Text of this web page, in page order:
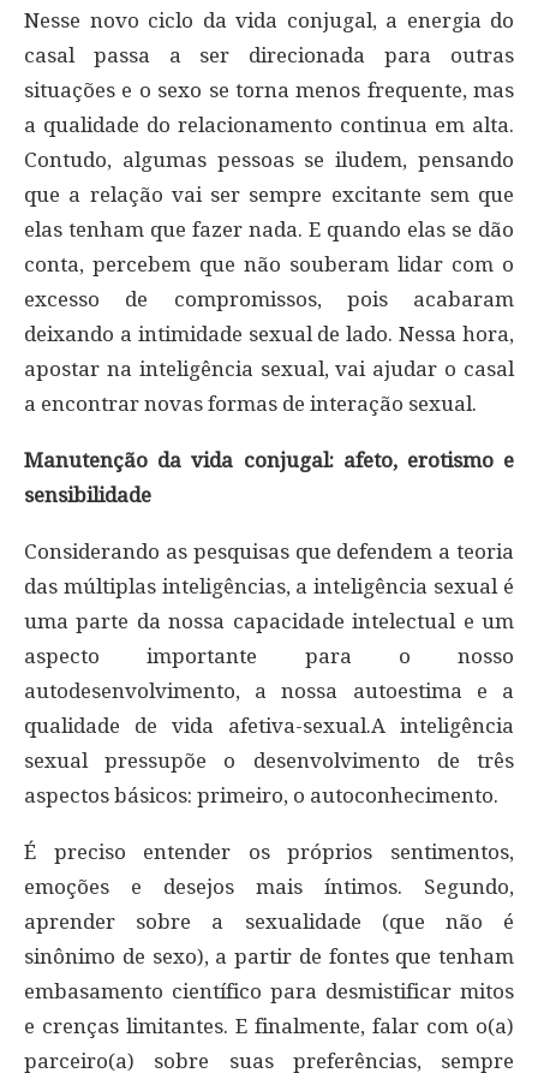
Nesse novo ciclo da vida conjugal, a energia do
casal passa a ser direcionada para outras
situações e o sexo se torna menos frequente, mas
a qualidade do relacionamento continua em alta.
Contudo, algumas pessoas se iludem, pensando
que a relação vai ser sempre excitante sem que
elas tenham que fazer nada. E quando elas se dão
conta, percebem que não souberam lidar com o
excesso de compromissos, pois acabaram
deixando a intimidade sexual de lado. Nessa hora,
apostar na inteligência sexual, vai ajudar o casal
a encontrar novas formas de interação sexual.
Manutenção da vida conjugal: afeto, erotismo e
sensibilidade
Considerando as pesquisas que defendem a teoria
das múltiplas inteligências, a inteligência sexual é
uma parte da nossa capacidade intelectual e um
aspecto importante para o nosso
autodesenvolvimento, a nossa autoestima e a
qualidade de vida afetiva-sexual.A inteligência
sexual pressupõe o desenvolvimento de três
aspectos básicos: primeiro, o autoconhecimento.
É preciso entender os próprios sentimentos,
emoções e desejos mais íntimos. Segundo,
aprender sobre a sexualidade (que não é
sinônimo de sexo), a partir de fontes que tenham
embasamento científico para desmistificar mitos
e crenças limitantes. E finalmente, falar com o(a)
parceiro(a) sobre suas preferências, sempre